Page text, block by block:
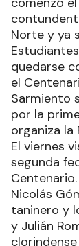
Norte y ya
quedarse
el
Sarmiento
por la
organiza la
El viernes
segunda
Centenario.
Nicolás
taninero y
y Julián